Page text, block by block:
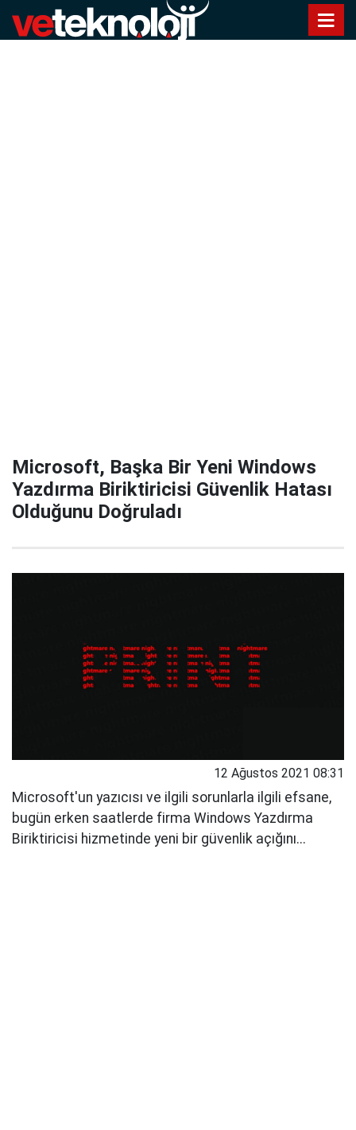
Microsoft, Başka Bir Yeni Windows
Yazdırma Biriktiricisi Güvenlik Hatası
Olduğunu Doğruladı
12 Ağustos 2021 08:31
Microsoft'un yazıcısı ve ilgili sorunlarla ilgili efsane,
bugün erken saatlerde firma Windows Yazdırma
Biriktiricisi hizmetinde yeni bir güvenlik açığını...